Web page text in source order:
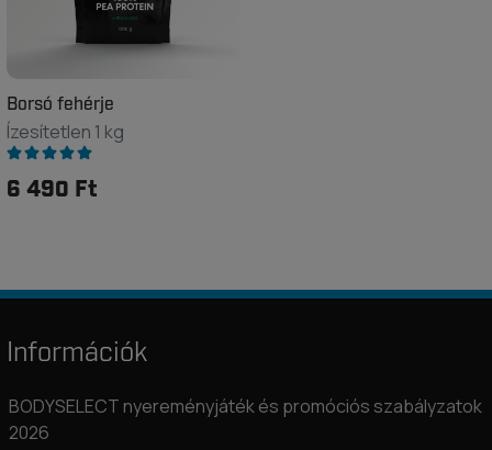
Borsó fehérje
Ízesítetlen 1 kg
6 490 Ft
Információk
BODYSELECT nyereményjáték és promóciós szabályzatok
2026